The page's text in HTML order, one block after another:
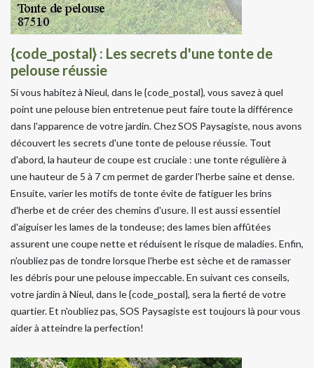
{code_postal} : Les secrets d'une tonte de
pelouse réussie
Si vous habitez à Nieul, dans le {code_postal}, vous savez à quel
point une pelouse bien entretenue peut faire toute la différence
dans l'apparence de votre jardin. Chez SOS Paysagiste, nous avons
découvert les secrets d'une tonte de pelouse réussie. Tout
d'abord, la hauteur de coupe est cruciale : une tonte régulière à
une hauteur de 5 à 7 cm permet de garder l'herbe saine et dense.
Ensuite, varier les motifs de tonte évite de fatiguer les brins
d'herbe et de créer des chemins d'usure. Il est aussi essentiel
d'aiguiser les lames de la tondeuse; des lames bien affûtées
assurent une coupe nette et réduisent le risque de maladies. Enfin,
n'oubliez pas de tondre lorsque l'herbe est sèche et de ramasser
les débris pour une pelouse impeccable. En suivant ces conseils,
votre jardin à Nieul, dans le {code_postal}, sera la fierté de votre
quartier. Et n'oubliez pas, SOS Paysagiste est toujours là pour vous
aider à atteindre la perfection!